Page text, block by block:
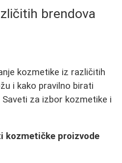
brendova
kozmetike iz različitih
i kako pravilno birati
za izbor kozmetike i
kozmetičke proizvode